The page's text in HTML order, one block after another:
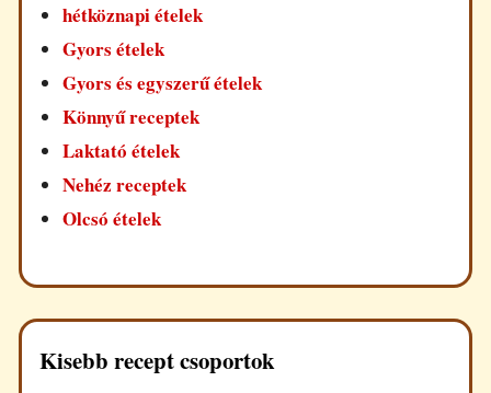
hétköznapi ételek
Gyors ételek
Gyors és egyszerű ételek
Könnyű receptek
Laktató ételek
Nehéz receptek
Olcsó ételek
Kisebb recept csoportok